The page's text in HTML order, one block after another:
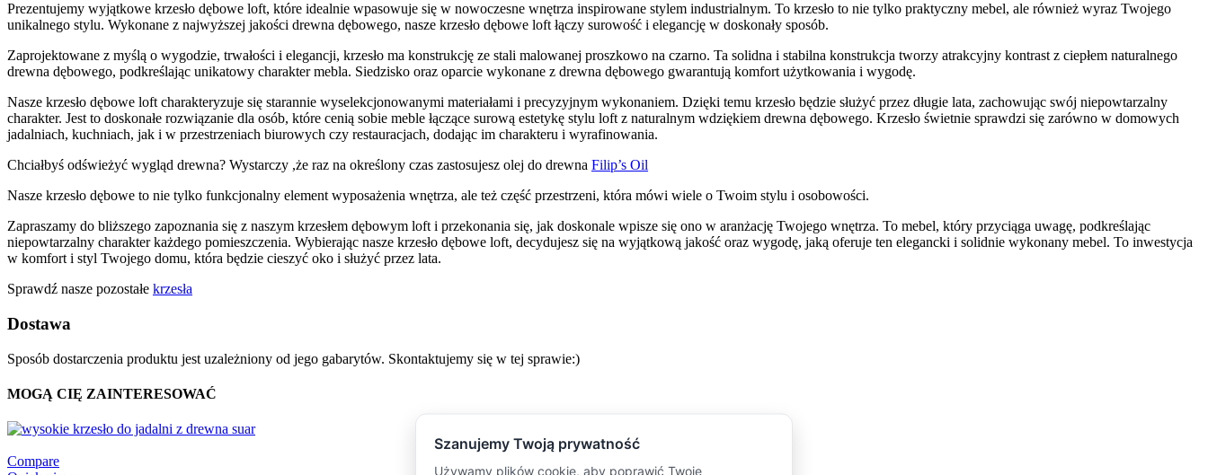
Prezentujemy wyjątkowe krzesło dębowe loft, które idealnie wpasowuje się w nowoczesne wnętrza inspirowane stylem industrialnym. To krzesło to nie tylko praktyczny mebel, ale również wyraz Twojego
unikalnego stylu. Wykonane z najwyższej jakości drewna dębowego, nasze krzesło dębowe loft łączy surowość i elegancję w doskonały sposób.
Zaprojektowane z myślą o wygodzie, trwałości i elegancji, krzesło ma konstrukcję ze stali malowanej proszkowo na czarno. Ta solidna i stabilna konstrukcja tworzy atrakcyjny kontrast z ciepłem naturalnego
drewna dębowego, podkreślając unikatowy charakter mebla. Siedzisko oraz oparcie wykonane z drewna dębowego gwarantują komfort użytkowania i wygodę.
Nasze krzesło dębowe loft charakteryzuje się starannie wyselekcjonowanymi materiałami i precyzyjnym wykonaniem. Dzięki temu krzesło będzie służyć przez długie lata, zachowując swój niepowtarzalny
charakter. Jest to doskonałe rozwiązanie dla osób, które cenią sobie meble łączące surową estetykę stylu loft z naturalnym wdziękiem drewna dębowego. Krzesło świetnie sprawdzi się zarówno w domowych
jadalniach, kuchniach, jak i w przestrzeniach biurowych czy restauracjach, dodając im charakteru i wyrafinowania.
Chciałbyś odświeżyć wygląd drewna? Wystarczy ,że raz na określony czas zastosujesz olej do drewna Filip’s Oil
Nasze krzesło dębowe to nie tylko funkcjonalny element wyposażenia wnętrza, ale też część przestrzeni, która mówi wiele o Twoim stylu i osobowości.
Zapraszamy do bliższego zapoznania się z naszym krzesłem dębowym loft i przekonania się, jak doskonale wpisze się ono w aranżację Twojego wnętrza. To mebel, który przyciąga uwagę, podkreślając
niepowtarzalny charakter każdego pomieszczenia. Wybierając nasze krzesło dębowe loft, decydujesz się na wyjątkową jakość oraz wygodę, jaką oferuje ten elegancki i solidnie wykonany mebel. To inwestycja
w komfort i styl Twojego domu, która będzie cieszyć oko i służyć przez lata.
Sprawdź nasze pozostałe krzesła
Dostawa
Sposób dostarczenia produktu jest uzależniony od jego gabarytów. Skontaktujemy się w tej sprawie:)
MOGĄ CIĘ ZAINTERESOWAĆ
Compare